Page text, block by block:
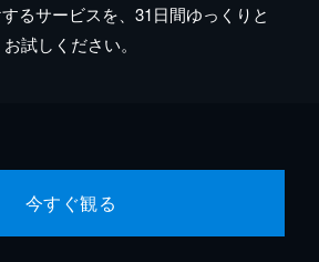
るサービスを、31日間ゆっくりと
お試しください。
今すぐ観る